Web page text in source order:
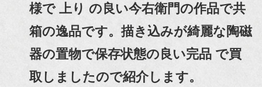
様で 上り の良い今右衛門の作品で共
箱の逸品です。描き込みが綺麗な陶磁
器の置物で保存状態の良い完品 で買
取しましたので紹介します。